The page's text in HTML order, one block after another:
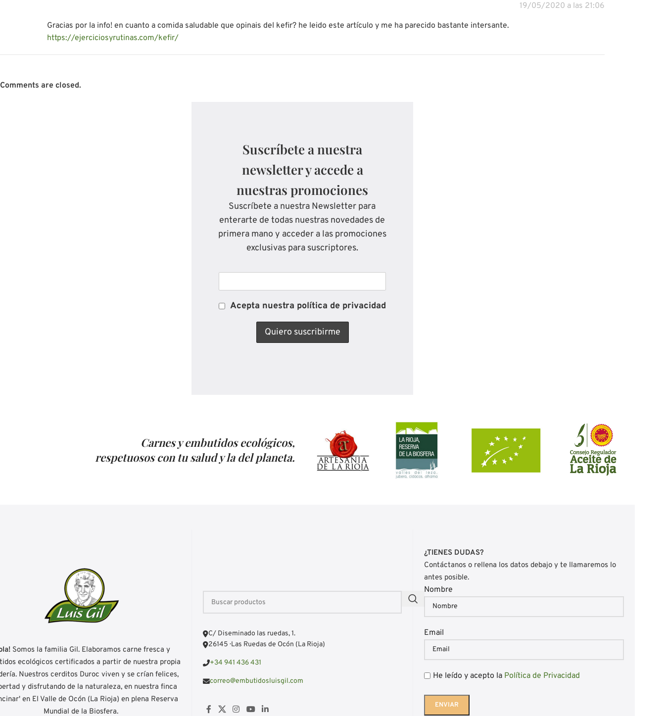
19/05/2020 a las 21:06
Gracias por la info! en cuanto a comida saludable que opinais del kefir? he leido este artículo y me ha parecido bastante intersante.
https://ejerciciosyrutinas.com/kefir/
Comments are closed.
Suscríbete a nuestra
newsletter y accede a
nuestras promociones
Suscríbete a nuestra Newsletter para
enterarte de todas nuestras novedades de
primera mano y acceder a las promociones
exclusivas para suscriptores.
Acepta nuestra política de privacidad
Carnes y embutidos ecológicos,
respetuosos con tu salud y la del planeta.
Somos la familia Gil. Elaboramos carne fresca y
ecológicos certificados a partir de nuestra propia
Nuestros cerditos Duroc viven y se crían felices,
y disfrutando de la naturaleza, en nuestra finca
en El Valle de Ocón (La Rioja) en plena Reserva
Mundial de la Biosfera.
C/ Diseminado las ruedas, 1.
26145 · Las Ruedas de Ocón (La Rioja)
+34 941 436 431
correo@embutidosluisgil.com
¿TIENES DUDAS?
Contáctanos o rellena los datos debajo y te llamaremos lo
antes posible.
Nombre
Email
He leído y acepto la Política de Privacidad